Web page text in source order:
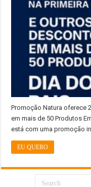
Promoção Natura oferece
em mais de 50 Produtos
está com uma promoção
EU QUERO